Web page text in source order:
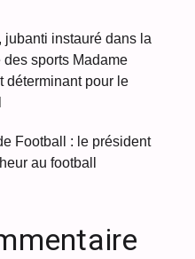
instauré dans la
sports Madame
déterminant pour le
Football : le président
au football